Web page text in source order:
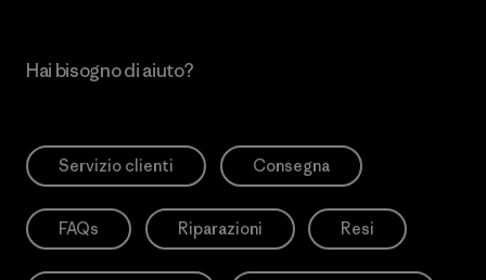
Hai bisogno di aiuto?
Servizio clienti Consegna
FAQs Riparazioni Resi